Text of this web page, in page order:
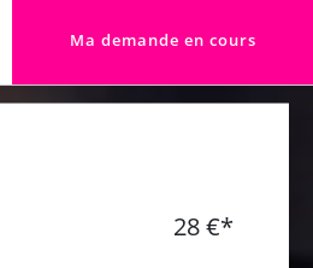
Ma demande en cours
28 €*